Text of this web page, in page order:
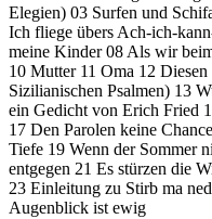
Elegien) 03 Surfen und
Ich fliege übers Ach-ich-
meine Kinder 08 Als wir
10 Mutter 11 Oma 12
Sizilianischen Psalmen) 13
ein Gedicht von Erich Fried
17 Den Parolen keine
Tiefe 19 Wenn der Sommer
entgegen 21 Es stürzen die
23 Einleitung zu Stirb ma
Augenblick ist ewig